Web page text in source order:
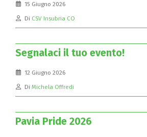
15 Giugno 2026
Di CSV Insubria CO
Segnalaci il tuo evento!
12 Giugno 2026
Di Michela Offredi
Pavia Pride 2026